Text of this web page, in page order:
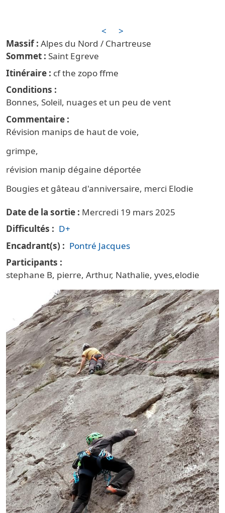
<
>
Alpes du Nord / Chartreuse
Saint Egreve
Itinéraire
cf the zopo ffme
Conditions
Bonnes, Soleil, nuages et un peu de vent
Commentaire
Révision manips de haut de voie,
grimpe,
révision manip dégaine déportée
Bougies et gâteau d'anniversaire, merci Elodie
Date de la sortie
Mercredi 19 mars 2025
Difficultés
D+
Encadrant(s)
Pontré Jacques
Participants
stephane B, pierre, Arthur, Nathalie, yves,elodie
Vignette principale Escalade